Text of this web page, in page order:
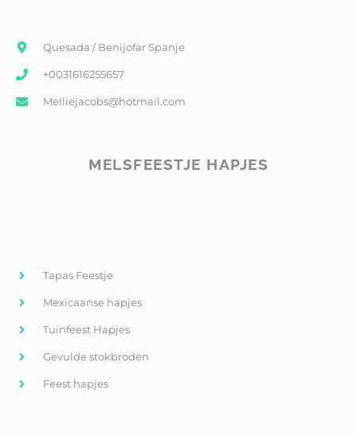
Quesada / Benijofar Spanje
+0031616255657
Melliejacobs@hotmail.com
MELSFEESTJE HAPJES
Tapas Feestje
Mexicaanse hapjes
Tuinfeest Hapjes
Gevulde stokbroden
Feest hapjes